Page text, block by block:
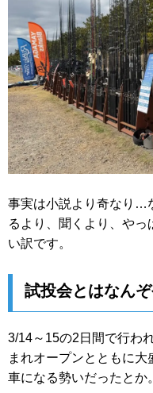
事実は小説より奇なり…
るより、聞くより、やっ
い訳です。
試投会とはなん
3/14～15の2日間で行わ
まれオープンとともに
車になる勢いだったとか。